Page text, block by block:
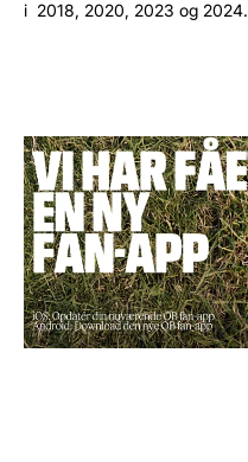
i 2018, 2020, 2023 og 2024.